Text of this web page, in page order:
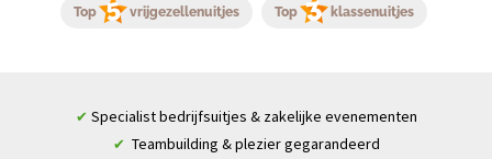
Top vrijgezellenuitjes Top klassenuitjes
✔ Specialist bedrijfsuitjes & zakelijke evenementen
✔ Teambuilding & plezier gegarandeerd